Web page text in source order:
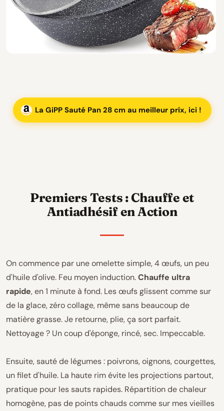
La GiPP Sauté Pan 28 cm au meilleur prix, ici !
Premiers Tests : Chauffe et
Antiadhésif en Action
On commence par une omelette simple, 4 œufs, un peu
d'huile d'olive. Feu moyen induction.Chauffe ultra
rapide, en 1 minute à fond. Les œufs glissent comme sur
de la glace, zéro collage, même sans beaucoup de
matière grasse. Je retourne, plie, ça sort parfait.
Nettoyage ? Un coup d'éponge, rincé, sec. Impeccable.
Ensuite, sauté de légumes : poivrons, oignons, courgettes,
un filet d'huile. La haute rim évite les projections partout,
pratique pour les sauts rapides. Répartition de chaleur
homogène, pas de points chauds comme sur mes vieilles